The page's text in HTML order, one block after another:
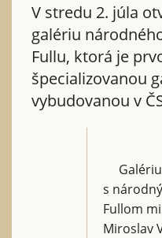
V stredu 2. júla
galériu
Fullu, ktorá je
špecializovanou
vybudovanou v
Galériu
s
Fullom
Miroslav